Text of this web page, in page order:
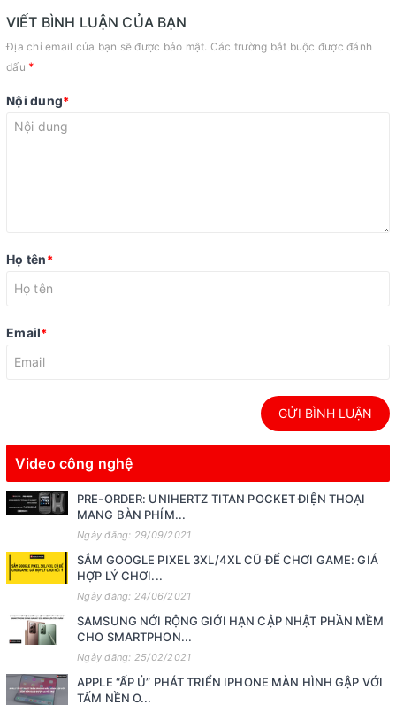
VIẾT BÌNH LUẬN CỦA BẠN
Địa chỉ email của bạn sẽ được bảo mật. Các trường bắt buộc được đánh
dấu *
Nội dung*
Họ tên*
Email*
GỬI BÌNH LUẬN
Video công nghệ
PRE-ORDER: UNIHERTZ TITAN POCKET ĐIỆN THOẠI
MANG BÀN PHÍM...
Ngày đăng: 29/09/2021
SẮM GOOGLE PIXEL 3XL/4XL CŨ ĐỂ CHƠI GAME: GIÁ
HỢP LÝ CHƠI...
Ngày đăng: 24/06/2021
SAMSUNG NỚI RỘNG GIỚI HẠN CẬP NHẬT PHẦN MỀM
CHO SMARTPHON...
Ngày đăng: 25/02/2021
APPLE “ẤP Ủ” PHÁT TRIỂN IPHONE MÀN HÌNH GẬP VỚI
TẤM NỀN O...